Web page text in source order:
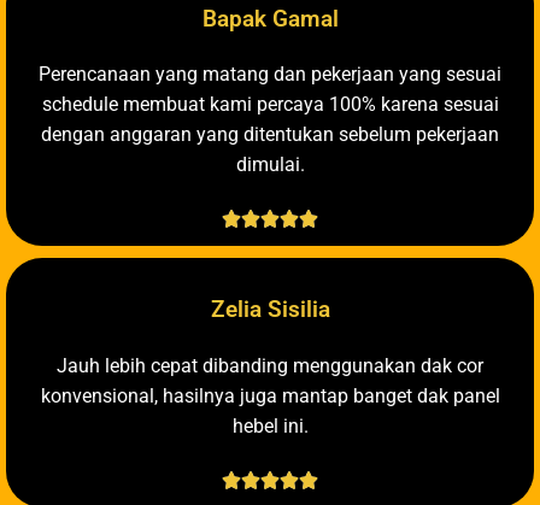
Bapak Gamal
Perencanaan yang matang dan pekerjaan yang sesuai
schedule membuat kami percaya 100% karena sesuai
dengan anggaran yang ditentukan sebelum pekerjaan
dimulai.

Zelia Sisilia
Jauh lebih cepat dibanding menggunakan dak cor
konvensional, hasilnya juga mantap banget dak panel
hebel ini.
